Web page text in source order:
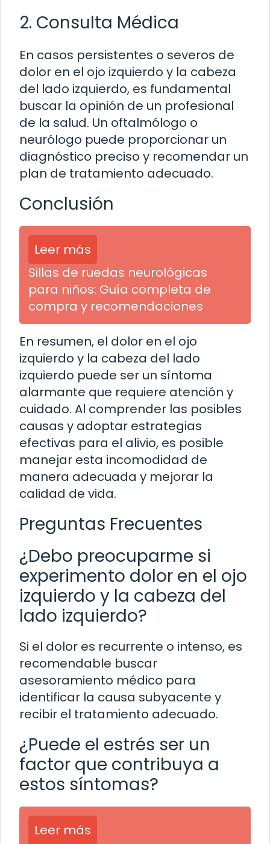
2. Consulta Médica
En casos persistentes o severos de
dolor en el ojo izquierdo y la cabeza
del lado izquierdo, es fundamental
buscar la opinión de un profesional
de la salud. Un oftalmólogo o
neurólogo puede proporcionar un
diagnóstico preciso y recomendar un
plan de tratamiento adecuado.
Conclusión
Leer más
Sillas de ruedas neurológicas
para niños: Guía completa de
compra y recomendaciones
En resumen, el dolor en el ojo
izquierdo y la cabeza del lado
izquierdo puede ser un síntoma
alarmante que requiere atención y
cuidado. Al comprender las posibles
causas y adoptar estrategias
efectivas para el alivio, es posible
manejar esta incomodidad de
manera adecuada y mejorar la
calidad de vida.
Preguntas Frecuentes
¿Debo preocuparme si
experimento dolor en el ojo
izquierdo y la cabeza del
lado izquierdo?
Si el dolor es recurrente o intenso, es
recomendable buscar
asesoramiento médico para
identificar la causa subyacente y
recibir el tratamiento adecuado.
¿Puede el estrés ser un
factor que contribuya a
estos síntomas?
Leer más